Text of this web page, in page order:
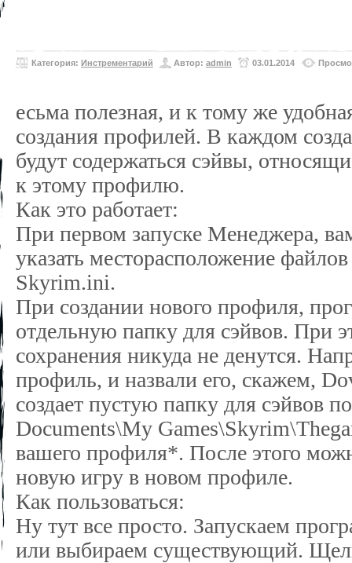
Категория: Инстрементарий Автор: admin 03.01.2014
есьма полезная, и к тому же
создания профилей. В каждом
будут содержаться сэйвы,
к этому профилю.
Как это работает:
При первом запуске Менеджера,
указать месторасположение
Skyrim.ini.
При создании нового профиля,
отдельную папку для сэйвов. При
сохранения никуда не денутся.
профиль, и назвали его, скажем,
создает пустую папку для сэйвов
Documents\My
вашего профиля*. После этого
новую игру в новом профиле.
Как пользоваться:
Ну тут все просто. Запускаем
или выбираем существующий.